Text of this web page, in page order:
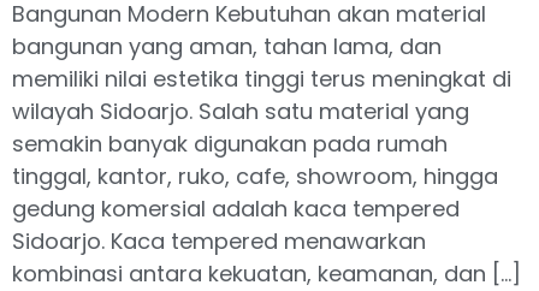
Bangunan Modern Kebutuhan akan material
bangunan yang aman, tahan lama, dan
memiliki nilai estetika tinggi terus meningkat di
wilayah Sidoarjo. Salah satu material yang
semakin banyak digunakan pada rumah
tinggal, kantor, ruko, cafe, showroom, hingga
gedung komersial adalah kaca tempered
Sidoarjo. Kaca tempered menawarkan
kombinasi antara kekuatan, keamanan, dan […]